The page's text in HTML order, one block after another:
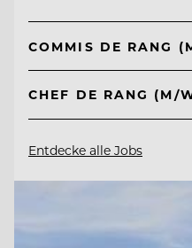
COMMIS DE RANG
CHEF DE RANG (M/
Entdecke alle Jobs